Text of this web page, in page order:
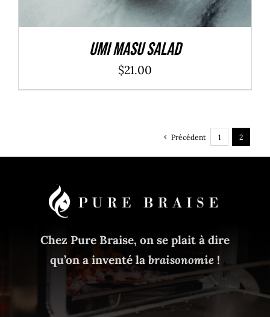
Umi Masu Salad
$21.00
Précédent 1 2
Chez Pure Braise, on se plait à dire
qu’on a inventé la braisonomie !